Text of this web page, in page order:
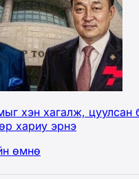
хэн хагалж, цуулсан
хариу эрнэ
өмнө